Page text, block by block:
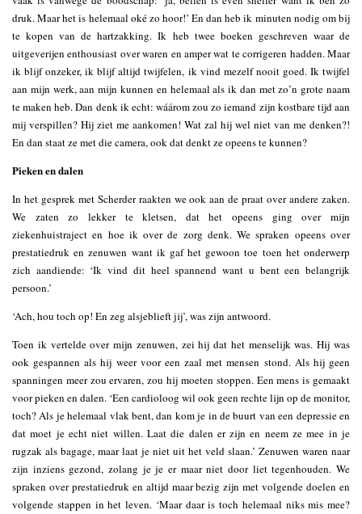
druk. Maar het is helemaal oké zo hoor!’ En dan heb ik minuten nodig om bij
te kopen van de hartzakking. Ik heb twee boeken geschreven waar de
uitgeverijen enthousiast over waren en amper wat te corrigeren hadden. Maar
ik blijf onzeker, ik blijf altijd twijfelen, ik vind mezelf nooit goed. Ik twijfel
aan mijn werk, aan mijn kunnen en helemaal als ik dan met zo’n grote naam
te maken heb. Dan denk ik echt: wáárom zou zo iemand zijn kostbare tijd aan
mij verspillen? Hij ziet me aankomen! Wat zal hij wel niet van me denken?!
En dan staat ze met die camera, ook dat denkt ze opeens te kunnen?
Pieken en dalen
In het gesprek met Scherder raakten we ook aan de praat over andere zaken.
We zaten zo lekker te kletsen, dat het opeens ging over mijn
ziekenhuistraject en hoe ik over de zorg denk. We spraken opeens over
prestatiedruk en zenuwen want ik gaf het gewoon toe toen het onderwerp
zich aandiende: ‘Ik vind dit heel spannend want u bent een belangrijk
persoon.’
‘Ach, hou toch op! En zeg alsjeblieft jij’, was zijn antwoord.
Toen ik vertelde over mijn zenuwen, zei hij dat het menselijk was. Hij was
ook gespannen als hij weer voor een zaal met mensen stond. Als hij geen
spanningen meer zou ervaren, zou hij moeten stoppen. Een mens is gemaakt
voor pieken en dalen. ‘Een cardioloog wil ook geen rechte lijn op de monitor,
toch? Als je helemaal vlak bent, dan kom je in de buurt van een depressie en
dat moet je echt niet willen. Laat die dalen er zijn en neem ze mee in je
rugzak als bagage, maar laat je niet uit het veld slaan.’ Zenuwen waren naar
zijn inziens gezond, zolang je je er maar niet door liet tegenhouden. We
spraken over prestatiedruk en altijd maar bezig zijn met volgende doelen en
volgende stappen in het leven. ‘Maar daar is toch helemaal niks mis mee?